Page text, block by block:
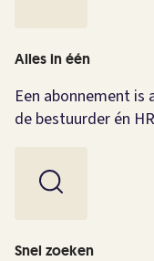
Alles in één
Een abonnement
de bestuurder én
Snel zoeken